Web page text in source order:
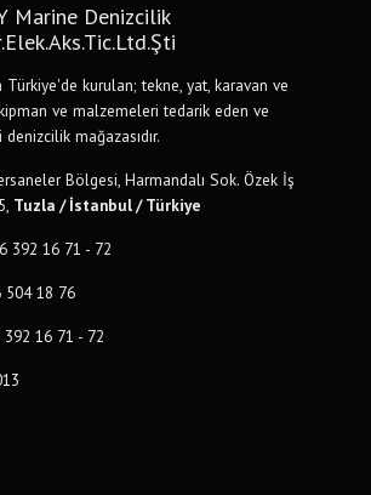
Marine Denizcilik
Türkiye'de kurulan; tekne, yat, karavan ve
ve malzemeleri tedarik eden ve
mağazasıdır.
Bölgesi, Harmandalı Sok. Özek İş
Tuzla / İstanbul / Türkiye
392 16 71 - 72
504 18 76
16 71 - 72